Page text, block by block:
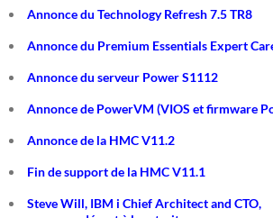
Annonce du Technology Refresh 7.5 TR8
Annonce du Premium Essentials Expert
Annonce du serveur Power S1112
Annonce de PowerVM (VIOS et firmware
Annonce de la HMC V11.2
Fin de support de la HMC V11.1
Steve Will, IBM i Chief Architect and CTO,